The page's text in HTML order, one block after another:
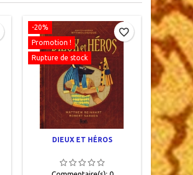
-20%
Promotion !
Rupture de stock
DIEUX ET HÉROS
favorite_border
120
ANCIEN